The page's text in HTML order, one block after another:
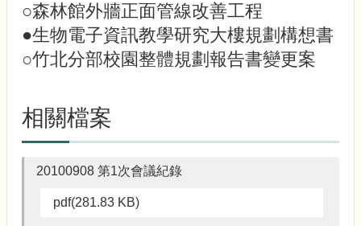
○森林館外牆正面管線改善工程
●生物電子資訊教學研究大樓規劃構想書
○竹北分部校園整體規劃報告書變更案
相關檔案
20100908 第1次會議紀錄
pdf(281.83 KB)